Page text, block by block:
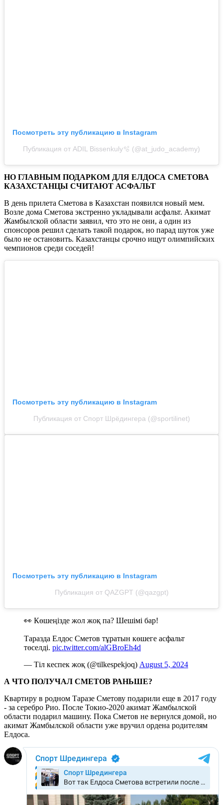
Посмотреть эту публикацию в Instagram
Публикация от ADIL Bissenkuly🫧 (@at_judo_academy)
НО ГЛАВНЫМ ПОДАРКОМ ДЛЯ ЕЛДОСА СМЕТОВА
КАЗАХСТАНЦЫ СЧИТАЮТ АСФАЛЬТ
В день прилета Сметова в Казахстан появился новый мем.
Возле дома Сметова экстренно укладывали асфальт. Акимат
Жамбылской области заявил, что это не они, а один из
спонсоров решил сделать такой подарок, но парад шуток уже
было не остановить. Казахстанцы срочно ищут олимпийских
чемпионов среди соседей!
Посмотреть эту публикацию в Instagram
Публикация от Спорт Шрёдингера (@sportilinet)
Посмотреть эту публикацию в Instagram
Публикация от QAZGPT (@qazgpt)
👀 Көшеңізде жол жоқ па? Шешімі бар!
Таразда Елдос Сметов тұратын көшеге асфальт
төселді. pic.twitter.com/alGBroEh4d
— Тіл кеспек жоқ (@tilkespekjoq) August 5, 2024
А ЧТО ПОЛУЧАЛ СМЕТОВ РАНЬШЕ?
Квартиру в родном Таразе Сметову подарили еще в 2017 году
- за серебро Рио. После Токио-2020 акимат Жамбылской
области подарил машину. Пока Сметов не вернулся домой, но
акимат Жамбылской области уже вручил ордена родителям
Елдоса.